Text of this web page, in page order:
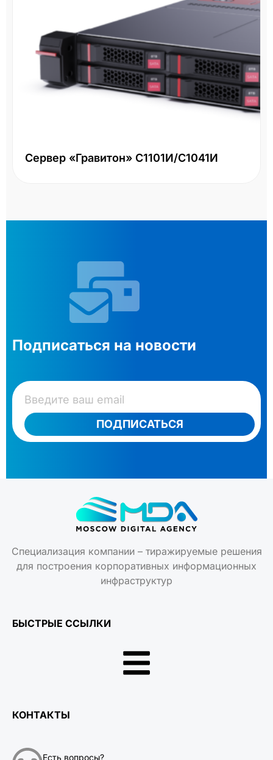
Сервер «Гравитон» С1101И/С1041И
Подписаться на новости
ПОДПИСАТЬСЯ
Специализация компании – тиражируемые решения
для построения корпоративных информационных
инфраструктур
БЫСТРЫЕ ССЫЛКИ
КОНТАКТЫ
Есть вопросы?